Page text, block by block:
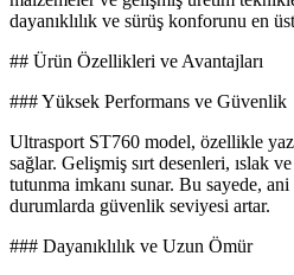
dayanıklılık ve sürüş konforunu en
## Ürün Özellikleri ve Avantajları
### Yüksek Performans ve Güvenlik
Ultrasport ST760 model, özellikle
sağlar. Gelişmiş sırt desenleri, ıslak
tutunma imkanı sunar. Bu sayede,
durumlarda güvenlik seviyesi artar.
### Dayanıklılık ve Uzun Ömür